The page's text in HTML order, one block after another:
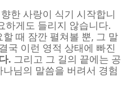
한 사랑이 식기 시작합니
하게도 들리지 않습니다.
때 잠깐 펼쳐볼 뿐, 그 말
국 이런 영적 상태에 빠진
. 그리고 그 길의 끝에는 공
님의 말씀을 버려서 경험